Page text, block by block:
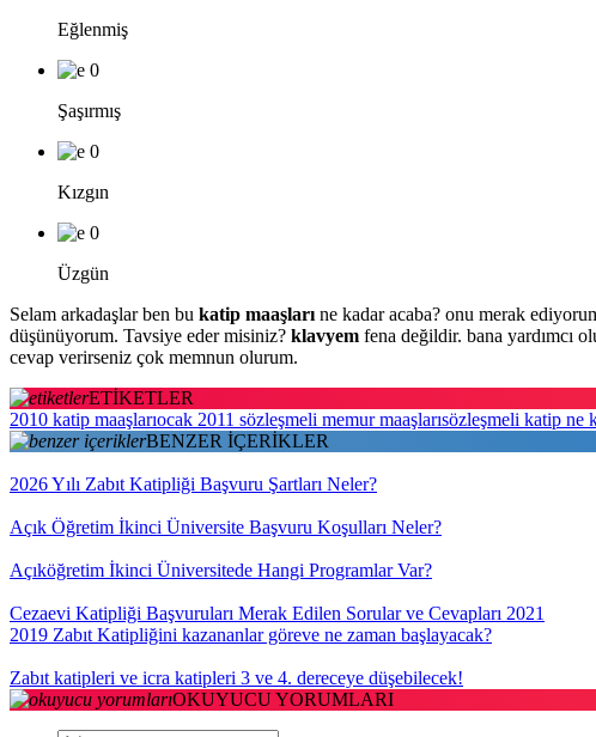
Eğlenmiş
0
Şaşırmış
0
Kızgın
0
Üzgün
Selam arkadaşlar ben bu katip maaşları ne kadar acaba? onu merak
düşünüyorum. Tavsiye eder misiniz? klavyem fena değildir. bana yardımcı
cevap verirseniz çok memnun olurum.
ETİKETLER
2010 katip maaşlarıocak 2011 sözleşmeli memur maaşlarısözleşmeli katip ne
BENZER İÇERİKLER
2026 Yılı Zabıt Katipliği Başvuru Şartları Neler?
Açık Öğretim İkinci Üniversite Başvuru Koşulları Neler?
Açıköğretim İkinci Üniversitede Hangi Programlar Var?
Cezaevi Katipliği Başvuruları Merak Edilen Sorular ve Cevapları 2021
2019 Zabıt Katipliğini kazananlar göreve ne zaman başlayacak?
Zabıt katipleri ve icra katipleri 3 ve 4. dereceye düşebilecek!
OKUYUCU YORUMLARI